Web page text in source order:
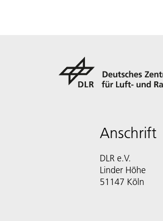
Anschrift
DLR e.V.
Linder Höhe
51147 Köln